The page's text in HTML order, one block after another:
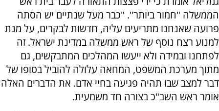
הממשלה "חמור ביותר". "כבר מעל שנתיים יש הסתה
פרועה שאנחנו מתריעים עליה, חדשות לבקרים, על מנת
למנוע רצח נוסף של ראש ממשלה במדינת ישראל. זה
לפתחנו ובמידה ולא ייעשו המהלכים המתבקשים, גם
מתוך מערכת המשפט, המחאה עלולה להוביל בסופו של
דבר למצב שבו תהיה פגיעה בחיי אדם. את הדברים האלה
אומר ראש השב"כ בצורה חד משמעית.